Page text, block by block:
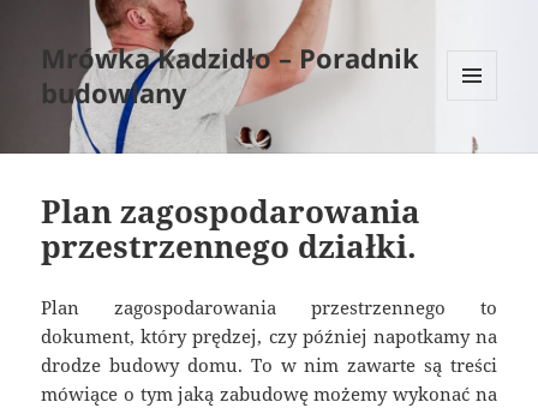
Mrówka Kadzidło – Poradnik
budowlany
WIDGETY
Plan zagospodarowania
przestrzennego działki.
Plan zagospodarowania przestrzennego to
dokument, który prędzej, czy później napotkamy na
drodze budowy domu. To w nim zawarte są treści
mówiące o tym jaką zabudowę możemy wykonać na